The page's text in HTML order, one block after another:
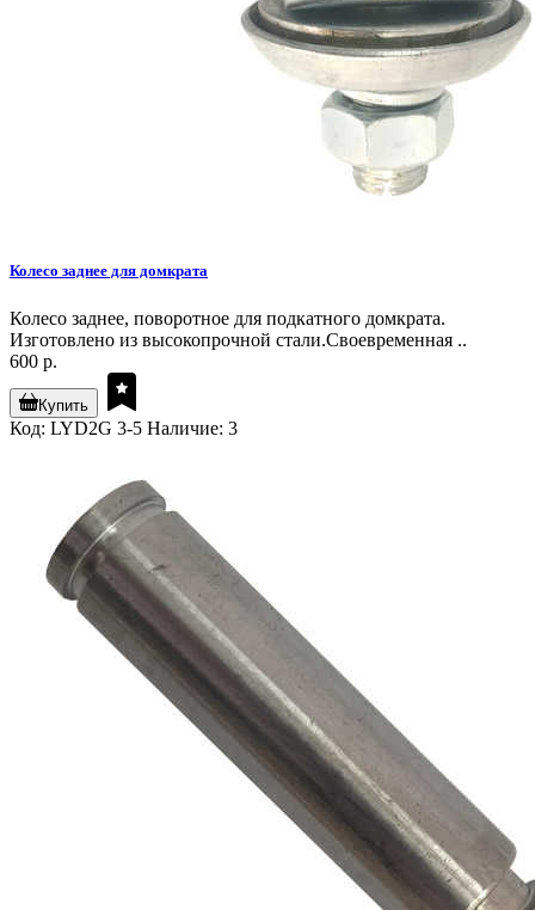
Колесо заднее для домкрата
Колесо заднее, поворотное для подкатного домкрата.
Изготовлено из высокопрочной стали.Своевременная ..
600 р.
Купить
Код: LYD2G 3-5 Наличие: 3